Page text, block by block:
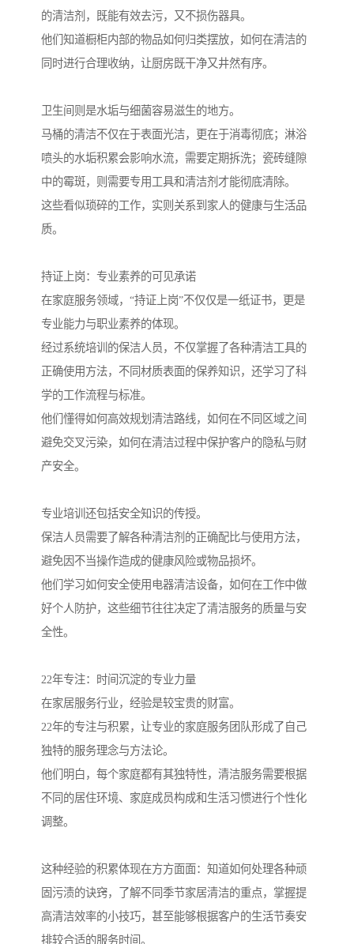
的清洁剂，既能有效去污，又不损伤器具。
他们知道橱柜内部的物品如何归类摆放，如何在清洁的
同时进行合理收纳，让厨房既干净又井然有序。
卫生间则是水垢与细菌容易滋生的地方。
马桶的清洁不仅在于表面光洁，更在于消毒彻底；淋浴
喷头的水垢积累会影响水流，需要定期拆洗；瓷砖缝隙
中的霉斑，则需要专用工具和清洁剂才能彻底清除。
这些看似琐碎的工作，实则关系到家人的健康与生活品
质。
持证上岗：专业素养的可见承诺
在家庭服务领域，“持证上岗”不仅仅是一纸证书，更是
专业能力与职业素养的体现。
经过系统培训的保洁人员，不仅掌握了各种清洁工具的
正确使用方法，不同材质表面的保养知识，还学习了科
学的工作流程与标准。
他们懂得如何高效规划清洁路线，如何在不同区域之间
避免交叉污染，如何在清洁过程中保护客户的隐私与财
产安全。
专业培训还包括安全知识的传授。
保洁人员需要了解各种清洁剂的正确配比与使用方法，
避免因不当操作造成的健康风险或物品损坏。
他们学习如何安全使用电器清洁设备，如何在工作中做
好个人防护，这些细节往往决定了清洁服务的质量与安
全性。
22年专注：时间沉淀的专业力量
在家居服务行业，经验是较宝贵的财富。
22年的专注与积累，让专业的家庭服务团队形成了自己
独特的服务理念与方法论。
他们明白，每个家庭都有其独特性，清洁服务需要根据
不同的居住环境、家庭成员构成和生活习惯进行个性化
调整。
这种经验的积累体现在方方面面：知道如何处理各种顽
固污渍的诀窍，了解不同季节家居清洁的重点，掌握提
高清洁效率的小技巧，甚至能够根据客户的生活节奏安
排较合适的服务时间。